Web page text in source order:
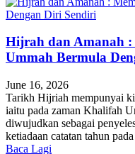
Hijrah dan Amanah
Ummah Bermula
June 16, 2026
Tarikh Hijriah mempunyai
iaitu pada zaman Khalifah
diwujudkan sebagai
ketiadaan catatan tahun
Baca Lagi